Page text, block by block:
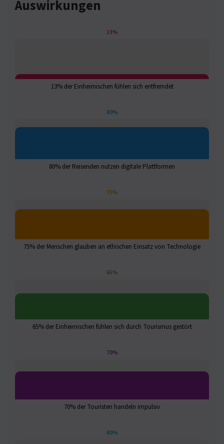
Auswirkungen
13%
13% der Einheimischen fühlen sich entfremdet
80%
80% der Reisenden nutzen digitale Plattformen
75%
75% der Menschen glauben an ethischen Einsatz von Technologie
65%
65% der Einheimischen fühlen sich durch Tourismus gestört
70%
70% der Touristen handeln impulsiv
60%